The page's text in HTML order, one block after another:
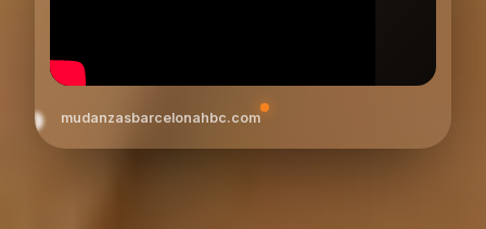
mudanzasbarcelonahbc.com